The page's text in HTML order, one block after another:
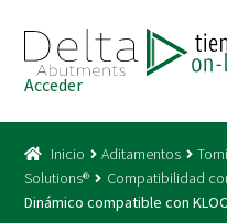
a
la
navegación
al
contenido
Acceso
Acceder
Inicio Aditamentos
Solutions®
Compatibilidad
Dinámico compatible con